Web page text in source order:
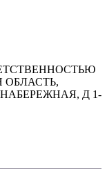
ОБЛАСТЬ,
Д 1-